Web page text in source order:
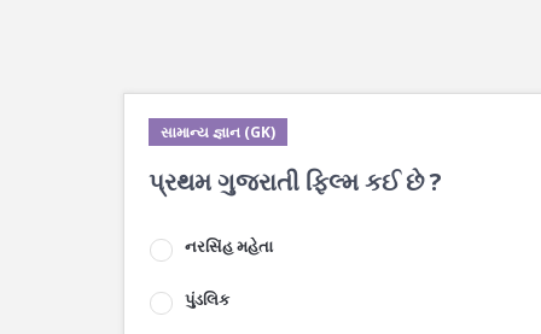
સામાન્ય જ્ઞાન (GK)
પ્રથમ ગુજરાતી ફિલ્મ કઈ છે ?
નરસિંહ મહેતા
પુંડલિક